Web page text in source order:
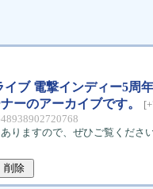
ブ 電撃インディー5周
ーのアーカイブです。
りますので、ぜひご覧くださ